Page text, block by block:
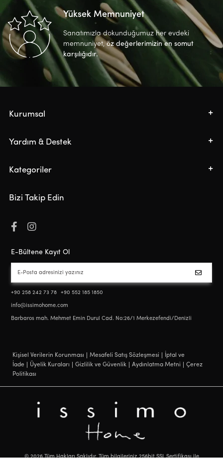
Yüksek Memnuniyet
Sanatımızla dokunduğumuz her evdeki
memnuniyet, öz değerlerimizin en somut
karşılığıdır.
Kurumsal
Yardım & Destek
Kategoriler
Bizi Takip Edin
E-Bültene Kayıt Ol
+90 258 242 73 78 +90 552 185 1850
info@issimohome.com
Barbaros mah. Mehmet Emin Durul Cad. No:26/1 Merkezefendi/Denizli
Kişisel Verilerin Korunması Mesafeli Satış Sözleşmesi
İptal ve
İade
Üyelik Kuraları Gizlilik ve Güvenlik Aydınlatma Metni
Çerez
Politikası
©2026Tüm Hakları Saklıdır. Tüm bilgileriniz 256bit SSL Sertifikası ile